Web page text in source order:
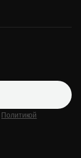
Политикой